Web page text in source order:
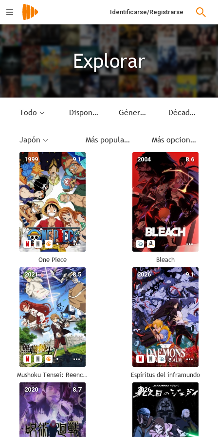
Identificarse/Registrarse
Explorar
Todo Disponible Género Década
Japón Más populares Más opciones
9.1
1999
One Piece
8.6
2004
Bleach
8.5
2021
Mushoku Tensei: Reencarnación desde cero
9.1
2026
Espíritus del inframundo
8.7
2020 --
2026